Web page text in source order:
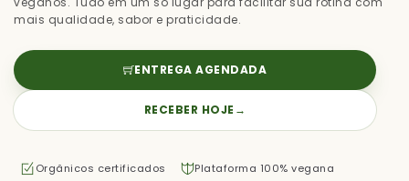
mais qualidade, sabor e praticidade.
ENTREGA AGENDADA
RECEBER HOJE →
Orgânicos certificados Plataforma 100% vegana